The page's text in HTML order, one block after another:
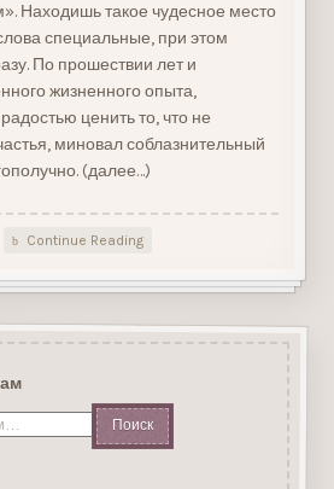
Находишь такое чудесное место
специальные, при этом
По прошествии лет и
жизненного опыта,
ценить то, что не
миновал соблазнительный
(далее…)
Continue Reading